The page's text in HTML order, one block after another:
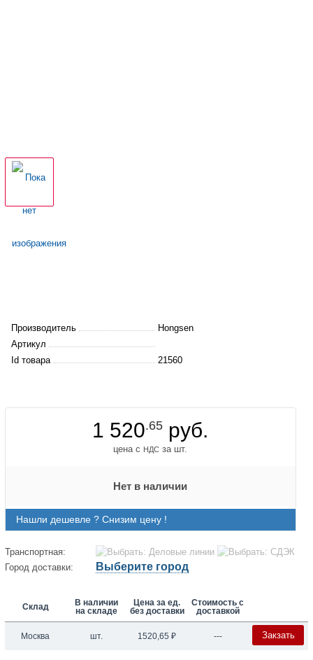
Производитель
Hongsen
Артикул
Id товара
21560
1 520.65 руб.
цена с НДС за шт.
Нет в наличии
Нашли дешевле ? Снизим цену !
Транспортная:
Город доставки:
Выберите город
Склад
В наличии
на складе
Цена за ед.
без доставки
Стоимость с
доставкой
Москва шт. 1520,65 ₽ --- Закзать